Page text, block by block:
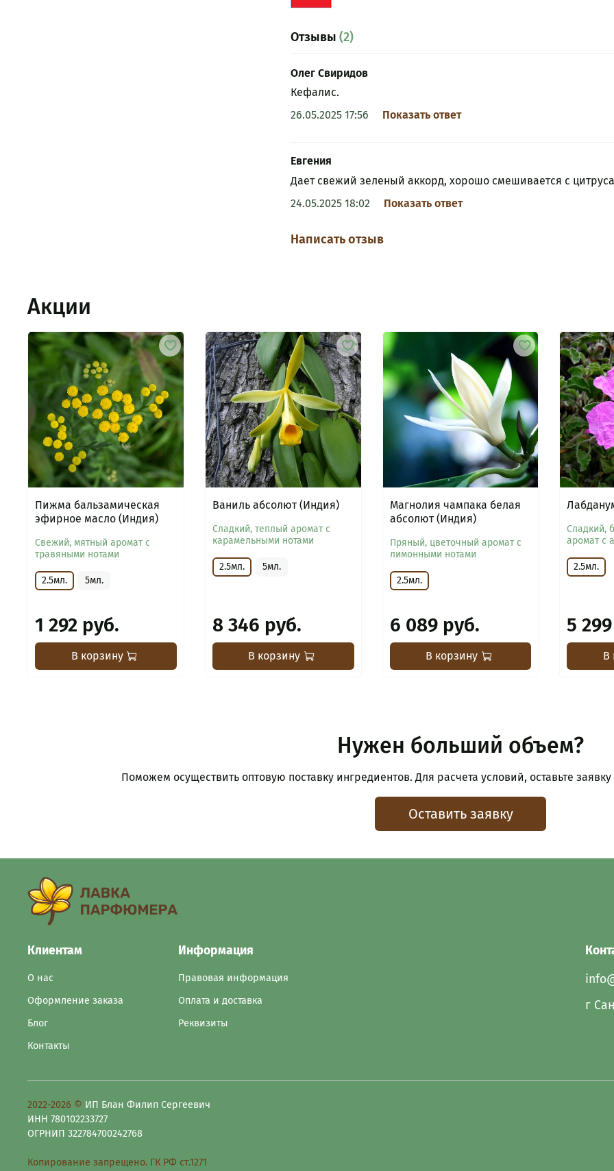
Отзывы (2)
Олег Свиридов
Кефалис.
26.05.2025 17:56
Показать ответ
Евгения
Дает свежий зеленый аккорд, хорошо смешивается с
24.05.2025 18:02
Показать ответ
Написать отзыв
Акции
Пижма бальзамическая
эфирное масло (Индия)
Свежий, мятный аромат с
травяными нотами
2.5мл. 5мл.
1 292 руб.
В корзину
Ваниль абсолют (Индия)
Сладкий, теплый аромат с
карамельными нотами
2.5мл. 5мл.
8 346 руб.
В корзину
Магнолия чампака белая
абсолют (Индия)
Пряный, цветочный аромат с
лимонными нотами
2.5мл.
6 089 руб.
В корзину
Сладкий,
аромат с
2.5мл.
5
В
Нужен больший объем?
Поможем осуществить оптовую поставку ингредиентов. Для расчета условий, оставьте
Оставить заявку
Клиентам
О нас
Оформление заказа
Блог
Контакты
Информация
Правовая информация
Оплата и доставка
Реквизиты
г
2022-2026 © ИП Блан Филип Сергеевич
ИНН 780102233727
ОГРНИП 322784700242768
Копирование запрещено. ГК РФ ст.1271